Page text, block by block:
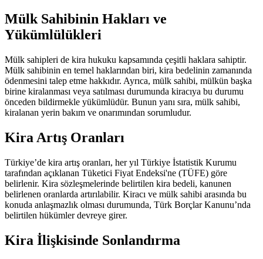
Mülk Sahibinin Hakları ve
Yükümlülükleri
Mülk sahipleri de kira hukuku kapsamında çeşitli haklara sahiptir.
Mülk sahibinin en temel haklarından biri, kira bedelinin zamanında
ödenmesini talep etme hakkıdır. Ayrıca, mülk sahibi, mülkün başka
birine kiralanması veya satılması durumunda kiracıya bu durumu
önceden bildirmekle yükümlüdür. Bunun yanı sıra, mülk sahibi,
kiralanan yerin bakım ve onarımından sorumludur.
Kira Artış Oranları
Türkiye’de kira artış oranları, her yıl Türkiye İstatistik Kurumu
tarafından açıklanan Tüketici Fiyat Endeksi'ne (TÜFE) göre
belirlenir. Kira sözleşmelerinde belirtilen kira bedeli, kanunen
belirlenen oranlarda artırılabilir. Kiracı ve mülk sahibi arasında bu
konuda anlaşmazlık olması durumunda, Türk Borçlar Kanunu’nda
belirtilen hükümler devreye girer.
Kira İlişkisinde Sonlandırma